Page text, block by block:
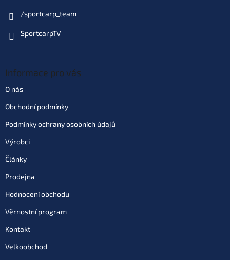
/sportcarp_team
SportcarpTV
Informace pro vás
O nás
Obchodní podmínky
Podmínky ochrany osobních údajů
Výrobci
Články
Prodejna
Hodnocení obchodu
Věrnostní program
Kontakt
Velkoobchod